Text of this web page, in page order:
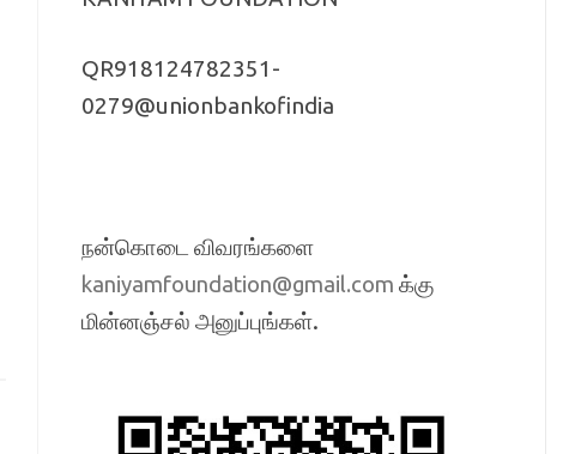
QR918124782351-
0279@unionbankofindia
நன்கொடை விவரங்களை
kaniyamfoundation@gmail.com க்கு
மின்னஞ்சல் அனுப்புங்கள்.